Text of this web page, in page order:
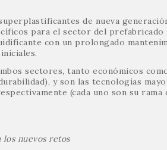
de nueva
para el sector del prefabricado
con un prolongado
sectores, tanto económicos
y son las tecnologías
(cada uno son su rama
los nuevos retos